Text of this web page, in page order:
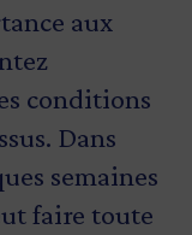
aux
conditions
Dans
semaines
faire toute